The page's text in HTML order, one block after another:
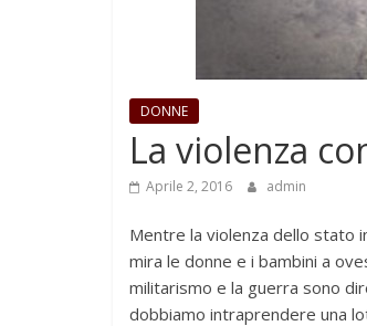
DONNE
La violenza
Aprile 2, 2016 admin
Mentre la violenza dello stato
mira le donne e i bambini a
militarismo e la guerra sono
dobbiamo intraprendere una